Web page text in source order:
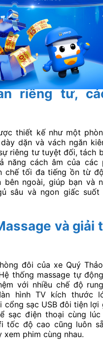
của xe Quý Thảo là
xe) có kích thước
rãi, đủ sức chứa cho
thoải mái mà
phiu giúp bạn có
Đây là lựa chọn cực kỳ
Buôn Ma Thuột hiện
riêng tư,
thiết kế như một
dặn và vách ngăn
riêng tư tuyệt đối, tách
năng cách âm của các
chế tối đa tiếng ồn từ
bên ngoài, giúp bạn và
sâu và ngon giấc
và giải
đôi của xe Quý
thống massage tự
với nhiều chế độ
hình TV kích thước
cổng sạc USB đôi tiện lợi
sạc điện thoại cùng lúc
tốc độ cao cũng luôn
xem phim cùng nhau.